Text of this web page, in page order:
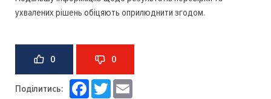
ухвалених рішень обіцяють оприлюднити згодом.
0 0
Поділитись: Facebook
Twitter